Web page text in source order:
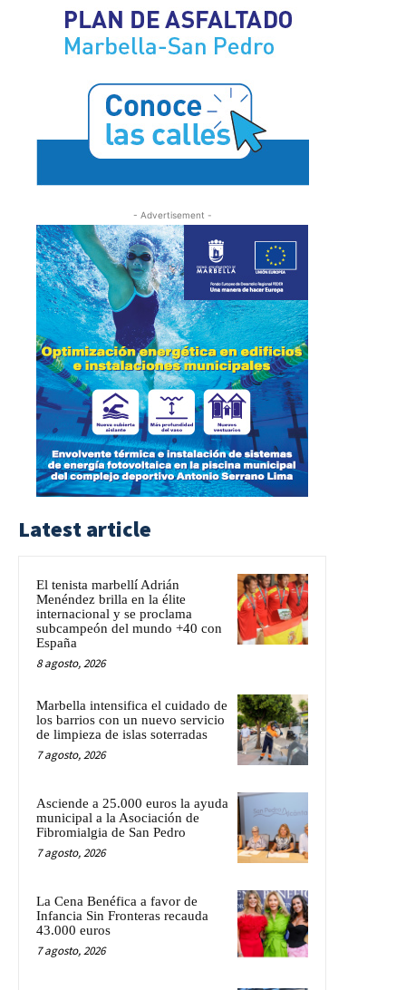
- Advertisement -
Latest article
El tenista marbellí Adrián
Menéndez brilla en la élite
internacional y se proclama
subcampeón del mundo +40 con
España
8 agosto, 2026
Marbella intensifica el cuidado de
los barrios con un nuevo servicio
de limpieza de islas soterradas
7 agosto, 2026
Asciende a 25.000 euros la ayuda
municipal a la Asociación de
Fibromialgia de San Pedro
7 agosto, 2026
La Cena Benéfica a favor de
Infancia Sin Fronteras recauda
43.000 euros
7 agosto, 2026